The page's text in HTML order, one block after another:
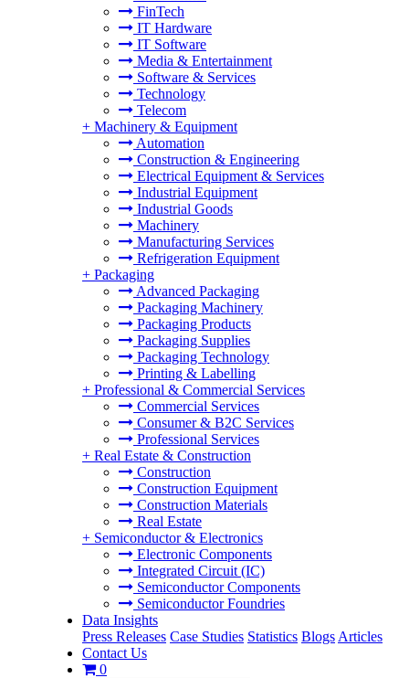
FinTech
IT Hardware
IT Software
Media & Entertainment
Software & Services
Technology
Telecom
+ Machinery & Equipment
Automation
Construction & Engineering
Electrical Equipment & Services
Industrial Equipment
Industrial Goods
Machinery
Manufacturing Services
Refrigeration Equipment
+ Packaging
Advanced Packaging
Packaging Machinery
Packaging Products
Packaging Supplies
Packaging Technology
Printing & Labelling
+ Professional & Commercial Services
Commercial Services
Consumer & B2C Services
Professional Services
+ Real Estate & Construction
Construction
Construction Equipment
Construction Materials
Real Estate
+ Semiconductor & Electronics
Electronic Components
Integrated Circuit (IC)
Semiconductor Components
Semiconductor Foundries
Data Insights
Press Releases Case Studies Statistics Blogs Articles
Contact Us
0